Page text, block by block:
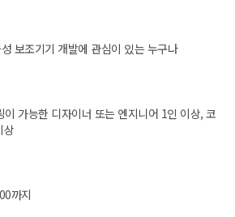
보조기기 개발에 관심이 있는 누구나
가능한 디자이너 또는 엔지니어 1인 이상, 코
상
까지